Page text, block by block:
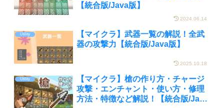
【統合版/Java版】
2024.06.14
Utility
【マイクラ】武器一覧の解説！全武
器の攻撃力【統合版/Java版】
2025.10.18
Utility
【マイクラ】槍の作り方・チャージ
攻撃・エンチャント・使い方・修理
方法・特徴など解説！【統合版/Java